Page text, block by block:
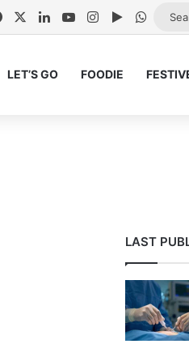
FacebookLinkedInYouTubeInstagram
Google
LET’S GO FOODIE
LAST